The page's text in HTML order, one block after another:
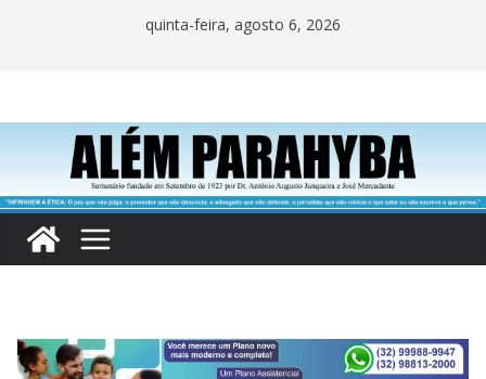
quinta-feira, agosto 6, 2026